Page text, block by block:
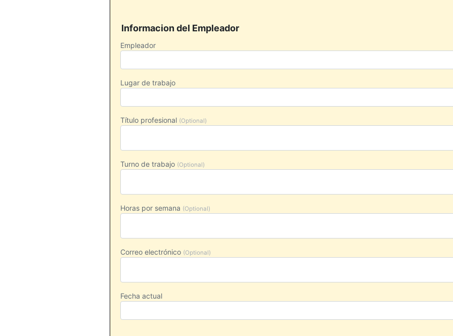
Informacion del Empleador
Empleador
Lugar de trabajo
Título profesional (Optional)
Turno de trabajo (Optional)
Horas por semana (Optional)
Correo electrónico (Optional)
Fecha actual